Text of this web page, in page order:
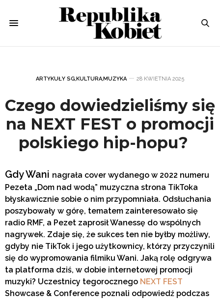
ARTYKUŁY SG,KULTURA,MUZYKA 28 KWIETNIA 2025
Czego dowiedzieliśmy się
na NEXT FEST o promocji
polskiego hip-hopu?
Gdy Wani nagrała cover wydanego w 2022 numeru
Pezeta „Dom nad wodą” muzyczna strona TikToka
błyskawicznie sobie o nim przypomniała. Odsłuchania
poszybowały w górę, tematem zainteresowało się
radio RMF, a Pezet zaprosił Wanessę do wspólnych
nagrywek. Zdaje się, że sukces ten nie byłby możliwy,
gdyby nie TikTok i jego użytkownicy, którzy przyczynili
się do wypromowania filmiku Wani. Jaką rolę odgrywa
ta platforma dziś, w dobie internetowej promocji
muzyki? Uczestnicy tegorocznego NEXT FEST
Showcase & Conference poznali odpowiedź podczas